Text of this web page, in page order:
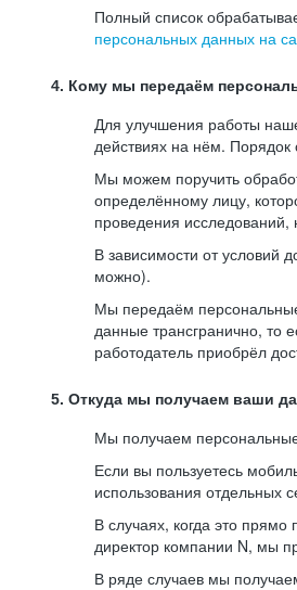
Полный список
персональных данных на
4. Кому мы передаём
Для улучшения работы
действиях на нём. Порядок
Мы можем поручить
определённому лицу,
проведения исследований,
В зависимости от условий
можно).
Мы передаём
данные трансгранично, то
работодатель приобрёл
5. Откуда мы получаем ваши
Мы получаем
Если вы пользуетесь
использования отдельных
В случаях, когда это
директор компании N, мы
В ряде случаев мы